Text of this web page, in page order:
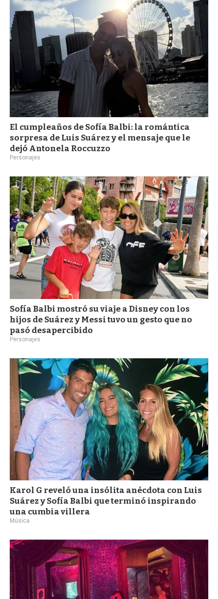
a
El cumpleaños de Sofía Balbi: la romántica
sorpresa de Luis Suárez y el mensaje que le
dejó Antonela Roccuzzo
Personajes
Sofía Balbi mostró su viaje a Disney con los
hijos de Suárez y Messi tuvo un gesto que no
pasó desapercibido
Personajes
Karol G reveló una insólita anécdota con Luis
Suárez y Sofía Balbi que terminó inspirando
una cumbia villera
Música